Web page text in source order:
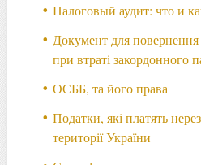
Налоговый аудит: что и
Документ для повернення
при втраті закордонного
ОСББ, та його права
Податки, які платять
території України